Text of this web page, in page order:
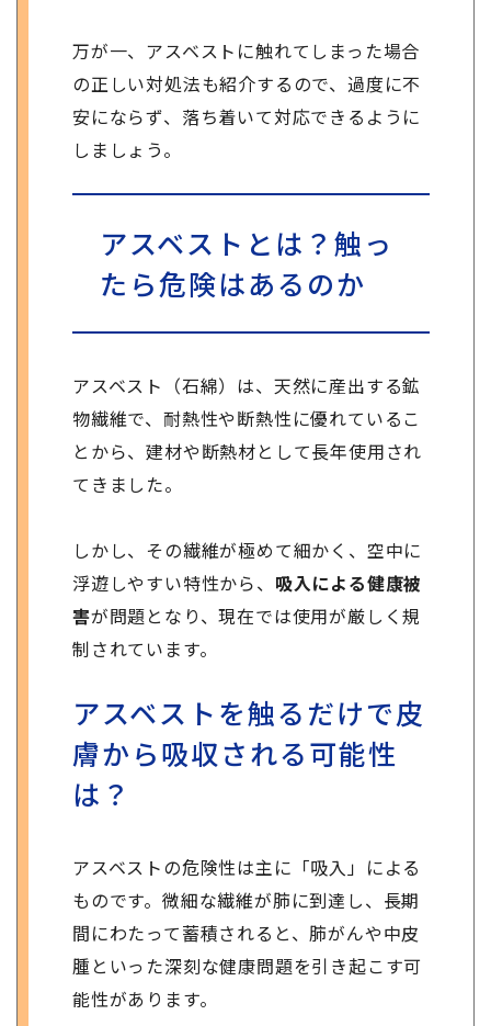
万が一、アスベストに触れてしまった場合
の正しい対処法も紹介するので、過度に不
安にならず、落ち着いて対応できるように
しましょう。
アスベストとは？触っ
たら危険はあるのか
アスベスト（石綿）は、天然に産出する鉱
物繊維で、耐熱性や断熱性に優れているこ
とから、建材や断熱材として長年使用され
てきました。
しかし、その繊維が極めて細かく、空中に
浮遊しやすい特性から、 吸入による健康被
害が問題となり、現在では使用が厳しく規
制されています。
アスベストを触るだけで皮
膚から吸収される可能性
は？
アスベストの危険性は主に「吸入」による
ものです。微細な繊維が肺に到達し、長期
間にわたって蓄積されると、肺がんや中皮
腫といった深刻な健康問題を引き起こす可
能性があります。